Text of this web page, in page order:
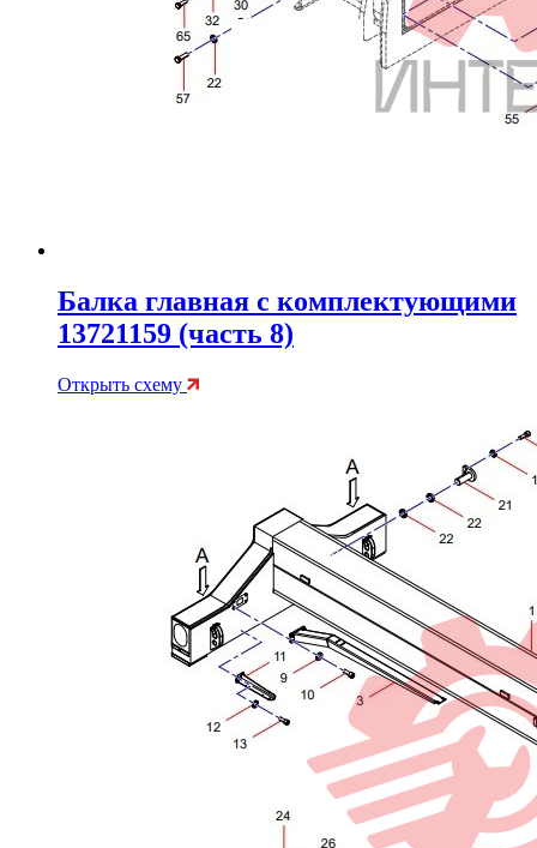
Балка главная с комплектующими
13721159 (часть 8)
Открыть схему